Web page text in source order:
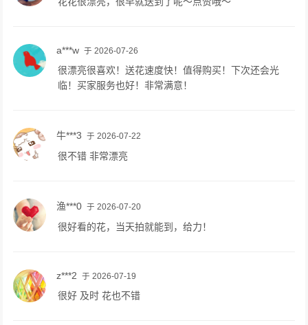
a***w 于 2026-07-26
很漂亮很喜欢！送花速度快！值得购买！下次还会光
临！买家服务也好！非常满意！
牛***3 于 2026-07-22
很不错 非常漂亮
渔***0 于 2026-07-20
很好看的花，当天拍就能到，给力！
z***2 于 2026-07-19
很好 及时 花也不错